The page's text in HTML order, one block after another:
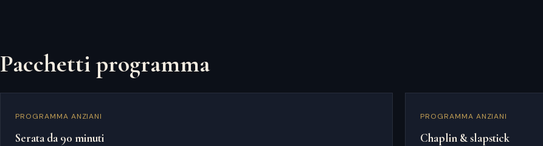
Pacchetti programma
PROGRAMMA ANZIANI
Serata da 90 minuti
PROGRAMMA ANZIANI
Chaplin & slapstick